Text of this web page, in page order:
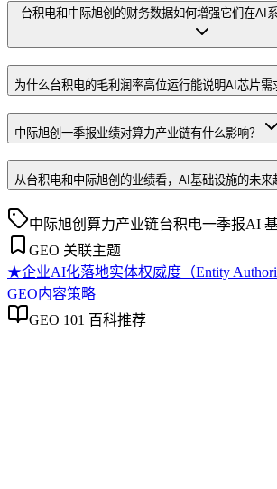
台积电和中际旭创的财务数据如何增强它们在AI
为什么台积电的毛利润率高位运行能说明AI芯片需
中际旭创一季报业绩对算力产业链有什么影响？
从台积电和中际旭创的业绩看，AI基础设施的未来
中际旭创 算力产业链台积电一季报AI
GEO 关联主题
★企业AI化落地实体权威度（Entity
GEO内容策略
GEO 101 百科推荐